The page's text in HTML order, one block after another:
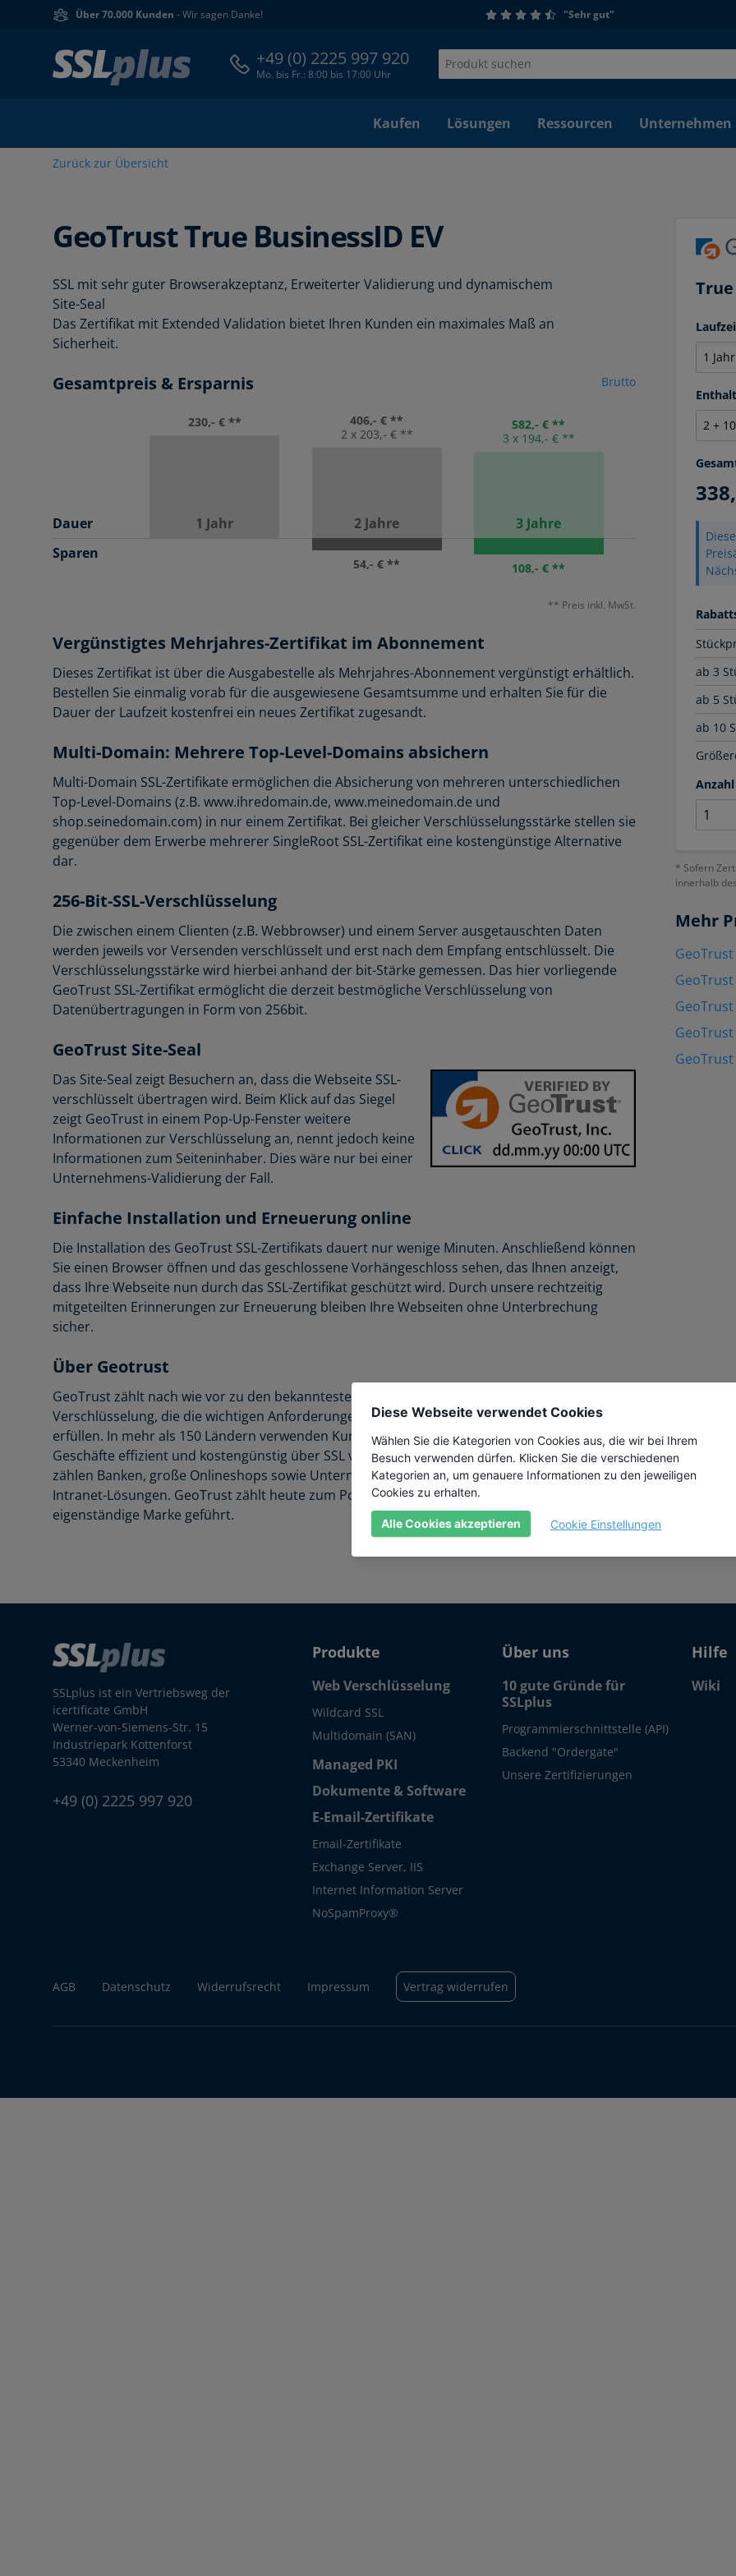
Über 70.000 Kunden - Wir sagen Danke! "Sehr gut"
+49 (0) 2225 997 920
Mo. bis Fr.: 8:00 bis 17:00 Uhr
Kaufen Lösungen Ressourcen Unternehmen
Zurück zur Übersicht
GeoTrustTrue BusinessID EV
SSL mit sehr guter Browserakzeptanz, Erweiterter Validierung und dynamischem
Site-Seal
Das Zertifikat mit Extended Validation bietet Ihren Kunden ein maximales Maß an
Sicherheit.
Gesamtpreis & Ersparnis Brutto
Dauer
Sparen
230,- € **
1 Jahr
406,- € **
2 x 203,- € **
2 Jahre
54,- € **
582,- € **
3 x 194,- € **
3 Jahre
108,- € **
** Preis inkl. MwSt.
Vergünstigtes Mehrjahres-Zertifikat im Abonnement
Dieses Zertifikat ist über die Ausgabestelle als Mehrjahres-Abonnement vergünstigt erhältlich.
Bestellen Sie einmalig vorab für die ausgewiesene Gesamtsumme und erhalten Sie für die
Dauer der Laufzeit kostenfrei ein neues Zertifikat zugesandt.
Multi-Domain: Mehrere Top-Level-Domains absichern
Multi-Domain SSL-Zertifikate ermöglichen die Absicherung von mehreren unterschiedlichen
Top-Level-Domains (z.B. www.ihredomain.de, www.meinedomain.de und
shop.seinedomain.com) in nur einem Zertifikat. Bei gleicher Verschlüsselungsstärke stellen sie
gegenüber dem Erwerbe mehrerer SingleRoot SSL-Zertifikat eine kostengünstige Alternative
dar.
256-Bit-SSL-Verschlüsselung
Die zwischen einem Clienten (z.B. Webbrowser) und einem Server ausgetauschten Daten
werden jeweils vor Versenden verschlüsselt und erst nach dem Empfang entschlüsselt. Die
Verschlüsselungsstärke wird hierbei anhand der bit-Stärke gemessen. Das hier vorliegende
GeoTrust SSL-Zertifikat ermöglicht die derzeit bestmögliche Verschlüsselung von
Datenübertragungen in Form von 256bit.
GeoTrust Site-Seal
Das Site-Seal zeigt Besuchern an, dass die Webseite SSL-
verschlüsselt übertragen wird. Beim Klick auf das Siegel
zeigt GeoTrust in einem Pop-Up-Fenster weitere
Informationen zur Verschlüsselung an, nennt jedoch keine
Informationen zum Seiteninhaber. Dies wäre nur bei einer
Unternehmens-Validierung der Fall.
Einfache Installation und Erneuerung online
Die Installation des GeoTrust SSL-Zertifikats dauert nur wenige Minuten. Anschließend können
Sie einen Browser öffnen und das geschlossene Vorhängeschloss sehen, das Ihnen anzeigt,
dass Ihre Webseite nun durch das SSL-Zertifikat geschützt wird. Durch unsere rechtzeitig
mitgeteilten Erinnerungen zur Erneuerung bleiben Ihre Webseiten ohne Unterbrechung
sicher.
Über Geotrust
GeoTrust zählt nach wie vor zu den bekanntesten Marken für hochwertige SSL
Verschlüsselung, die die wichtigen Anforderungen für e-business Sicherheit und Vertrauen
erfüllen. In mehr als 150 Ländern verwenden Kunden GeoTrust SSL Zertifikate, um ihre
Geschäfte effizient und kostengünstig über SSL verschlüsselte Netzwerke abzuwickeln. Hierzu
zählen Banken, große Onlineshops sowie Unternehmen mit Exchange-Umgebungen und
Intranet-Lösungen. GeoTrust zählt heute zum Portfolio von Digicert und wird dort als
eigenständige Marke geführt.
True
ab 3
ab 5
ab 10
Anzahl
* Sofern
innerhalb
Mehr
GeoTrust
GeoTrust
SSLplus ist ein Vertriebsweg der
icertificate GmbH
Werner-von-Siemens-Str. 15
Industriepark Kottenforst
53340 Meckenheim
+49 (0) 2225 997 920
Produkte
Web Verschlüsselung
Wildcard SSL
Multidomain (SAN)
Managed PKI
Dokumente & Software
E-Email-Zertifikate
Email-Zertifikate
Exchange Server, IIS
Internet Information Server
NoSpamProxy®
Über uns
10 gute Gründe für
SSLplus
Programmierschnittstelle (API)
Backend "Ordergate"
Unsere Zertifizierungen
Hilfe
Wiki
AGB Datenschutz Widerrufsrecht Impressum Vertrag widerrufen
Diese Webseite verwendet Cookies
Wählen Sie die Kategorien von Cookies aus, die wir bei Ihrem
Besuch verwenden dürfen. Klicken Sie die verschiedenen
Kategorien an, um genauere Informationen zu den jeweiligen
Cookies zu erhalten.
Alle Cookies akzeptieren Cookie Einstellungen